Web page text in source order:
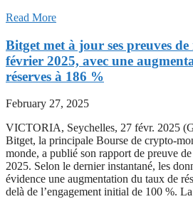
Read More
Bitget met à jour ses preuves de
février 2025, avec une
réserves à 186 %
February 27, 2025
VICTORIA, Seychelles, 27 févr. 2025
Bitget, la principale Bourse de crypto-
monde, a publié son rapport de preuve
2025. Selon le dernier instantané, les
évidence une augmentation du taux de
delà de l’engagement initial de 100 %.